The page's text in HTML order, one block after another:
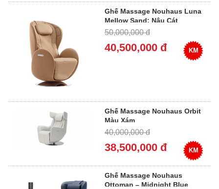
Ghế Massage Nouhaus Luna
Mellow Sand: Nâu Cát
50,000,000 đ
40,500,000 đ KM
Ghế Massage Nouhaus Orbit
Màu Xám
40,000,000 đ
38,500,000 đ KM
Ghế Massage Nouhaus
Ottoman – Midnight Blue